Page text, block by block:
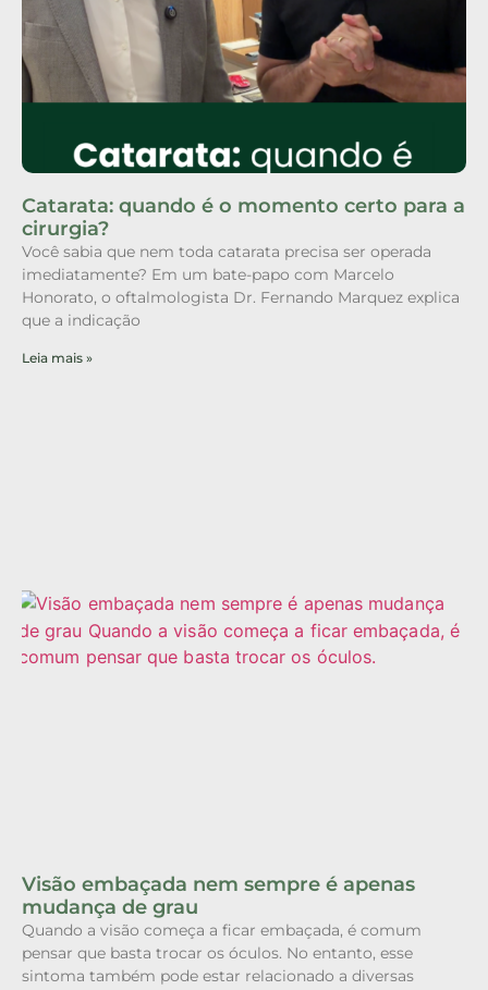
Catarata: quando é o momento certo para a
cirurgia?
Você sabia que nem toda catarata precisa ser operada
imediatamente? Em um bate-papo com Marcelo
Honorato, o oftalmologista Dr. Fernando Marquez explica
que a indicação
Leia mais »
Visão embaçada nem sempre é apenas
mudança de grau
Quando a visão começa a ficar embaçada, é comum
pensar que basta trocar os óculos. No entanto, esse
sintoma também pode estar relacionado a diversas